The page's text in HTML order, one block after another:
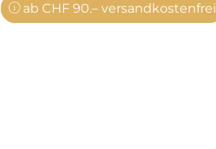
ab CHF 90.– versandkostenfrei